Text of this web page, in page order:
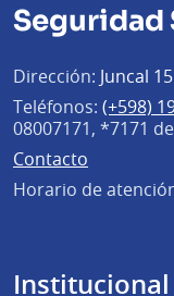
Seguridad
Dirección: Juncal
Teléfonos: (+598)
08007171, *7171
Contacto
Horario de
Institucional